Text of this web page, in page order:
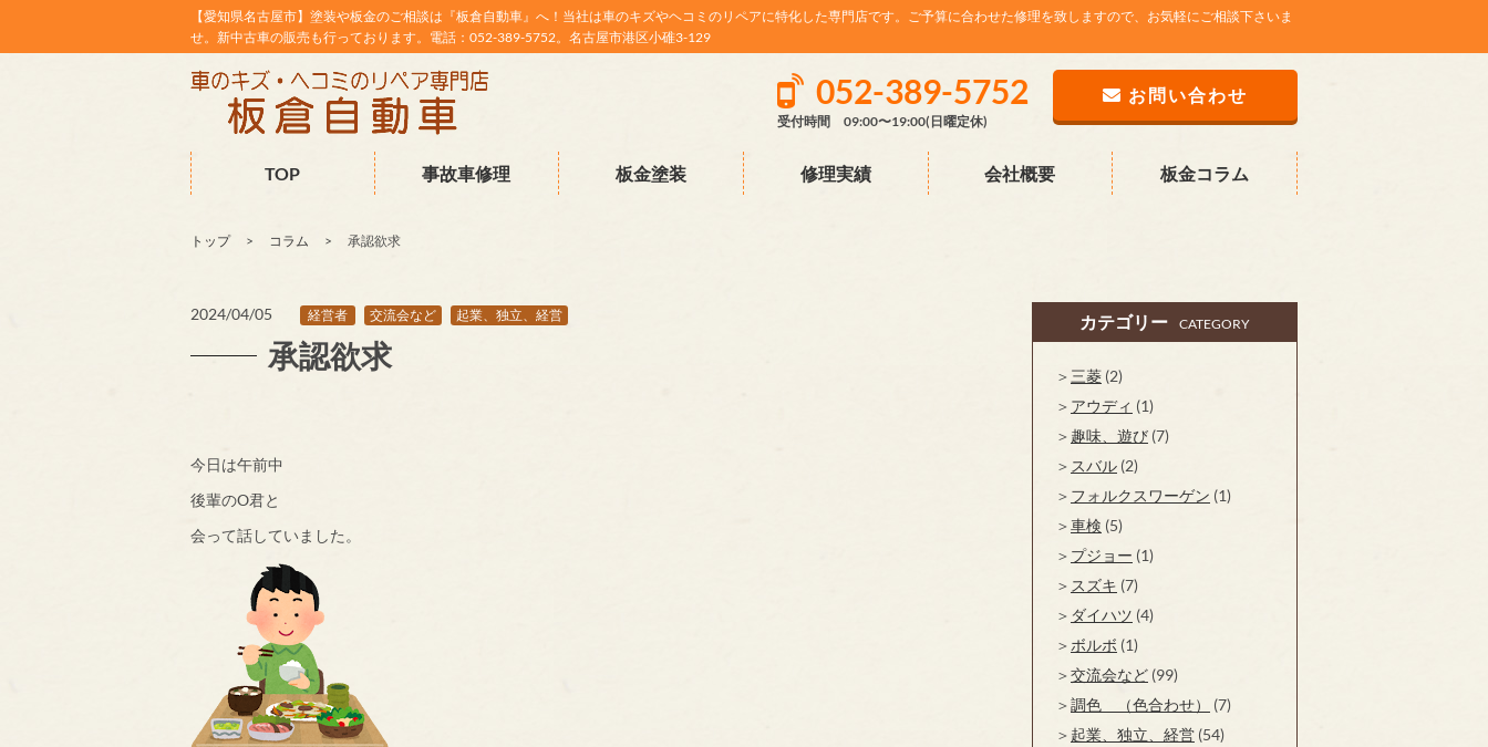
【愛知県名古屋市】塗装や板金のご相談は『板倉自動車』へ！当社は車のキズやヘコミのリペアに特化した専門店です。ご予算に合わせた修理を致しますので、お気軽にご相談下さいま
せ。新中古車の販売も行っております。電話：052-389-5752。名古屋市港区小碓3-129
052-389-5752
受付時間 09:00〜19:00(日曜定休)
お問い合わせ
TOP 事故車修理 板金塗装 修理実績 会社概要 板金コラム
トップ コラム 承認欲求
2024/04/05 経営者 交流会など 起業、独立、経営
承認欲求
今日は午前中
後輩のO君と
会って話していました。
カテゴリー CATEGORY
三菱 (2)
アウディ (1)
趣味、遊び (7)
スバル (2)
フォルクスワーゲン (1)
車検 (5)
プジョー (1)
スズキ (7)
ダイハツ (4)
ボルボ (1)
交流会など (99)
調色 （色合わせ）
(7)
起業、独立、経営 (54)